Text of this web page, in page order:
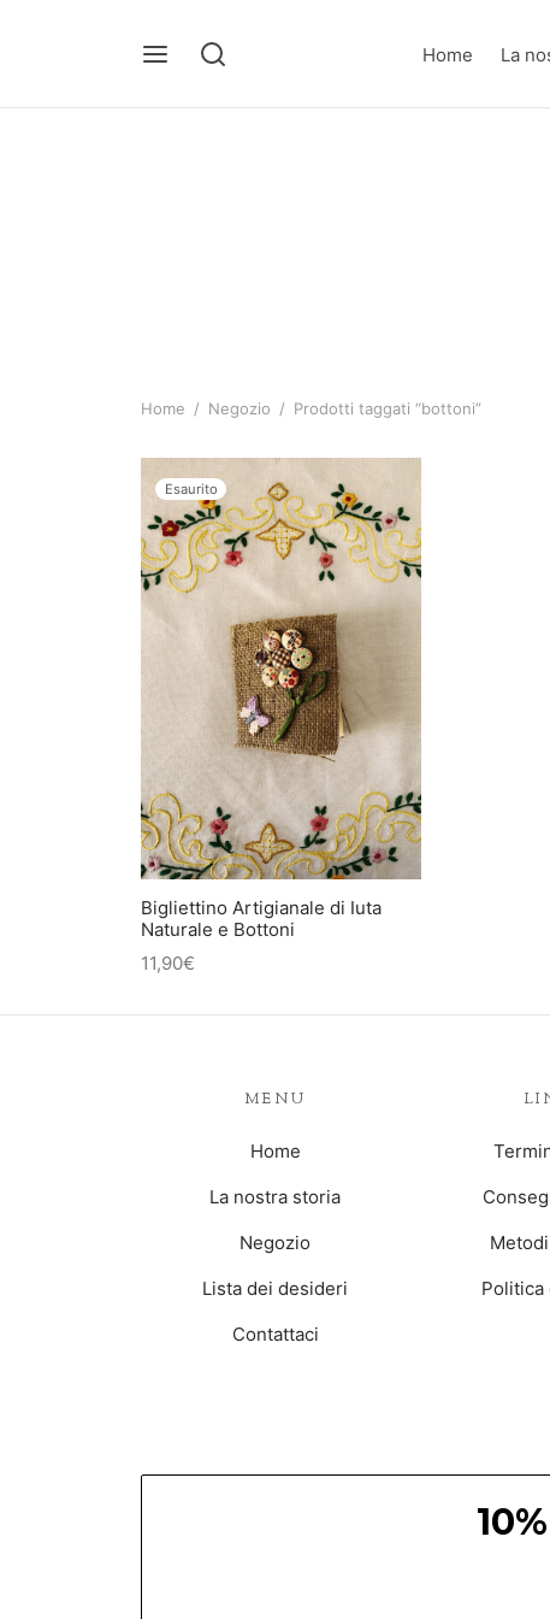
Home La
Home / Negozio / Prodotti taggati “bottoni”
Esaurito
Bigliettino Artigianale di Iuta
Naturale e Bottoni
11,90€
Politica
MENU
Home
La nostra storia
Negozio
Lista dei desideri
Contattaci